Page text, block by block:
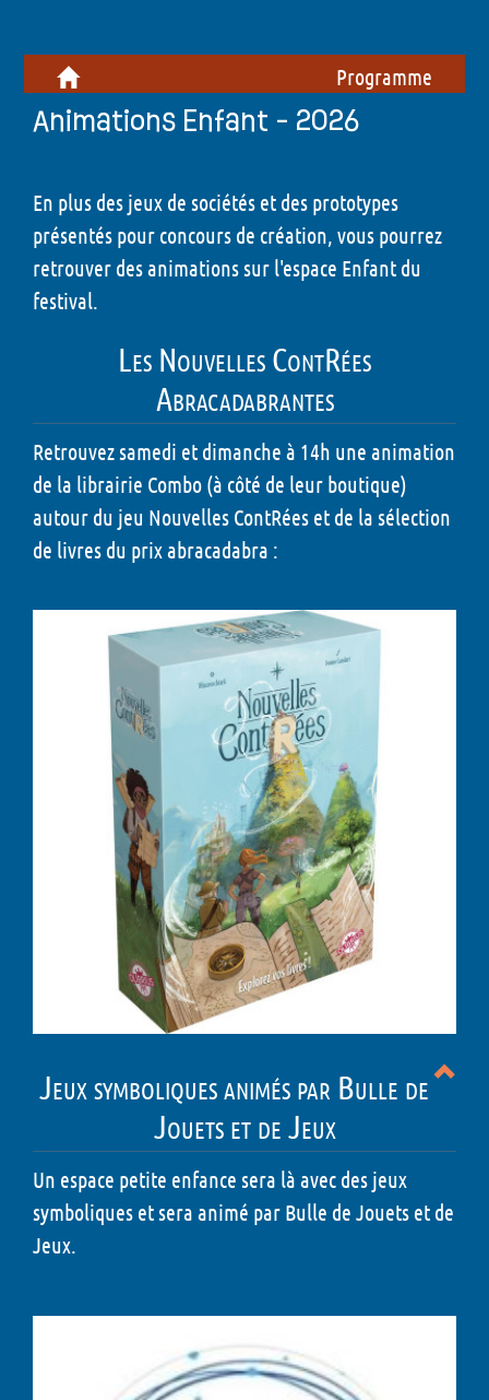
Programme
Animations Enfant - 2026
En plus des jeux de sociétés et des prototypes
présentés pour concours de création, vous pourrez
retrouver des animations sur l'espace Enfant du
festival.
Les Nouvelles ContRées
Abracadabrantes
Retrouvez samedi et dimanche à 14h une animation
de la librairie Combo (à côté de leur boutique)
autour du jeu Nouvelles ContRées et de la sélection
de livres du prix abracadabra :
Jeux symboliques animés par Bulle de
Jouets et de Jeux
Un espace petite enfance sera là avec des jeux
symboliques et sera animé par Bulle de Jouets et de
Jeux.